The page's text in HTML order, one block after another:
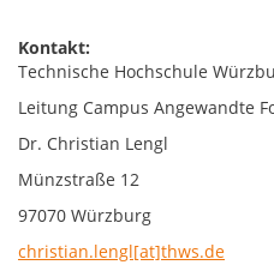
Kontakt:
Technische Hochschule
Leitung Campus Angewandte
Dr. Christian Lengl
Münzstraße 12
97070 Würzburg
christian.lengl[at]thws.de